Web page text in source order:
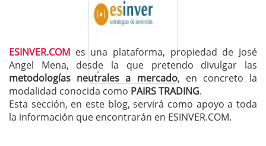
.
ESINVER.COM es una plataforma, propiedad de José
Angel Mena, desde la que pretendo divulgar las
metodologías neutrales a mercado, en concreto la
modalidad conocida como PAIRS TRADING.
Esta sección, en este blog, servirá como apoyo a toda
la información que encontrarán en ESINVER.COM.